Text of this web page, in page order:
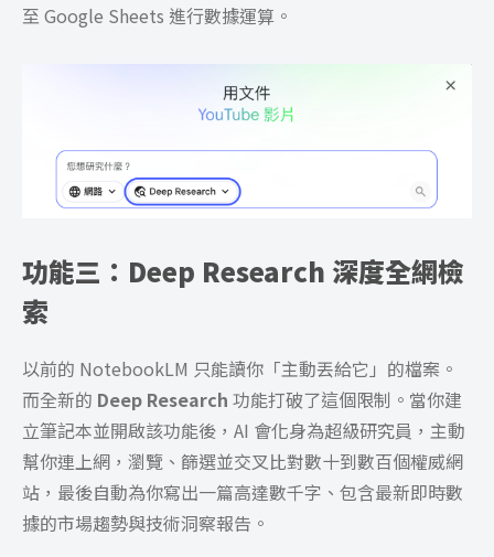
至 Google Sheets 進行數據運算。
功能三：Deep Research 深度全網檢
索
以前的 NotebookLM 只能讀你「主動丟給它」的檔案。
而全新的 Deep Research 功能打破了這個限制。當你建
立筆記本並開啟該功能後，AI 會化身為超級研究員，主動
幫你連上網，瀏覽、篩選並交叉比對數十到數百個權威網
站，最後自動為你寫出一篇高達數千字、包含最新即時數
據的市場趨勢與技術洞察報告。